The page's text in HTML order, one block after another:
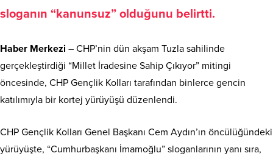
sloganın “kanunsuz” olduğunu belirtti.
Haber Merkezi – CHP’nin dün akşam Tuzla sahilinde
gerçekleştirdiği “Millet İradesine Sahip Çıkıyor” mitingi
öncesinde, CHP Gençlik Kolları tarafından binlerce gencin
katılımıyla bir kortej yürüyüşü düzenlendi.
CHP Gençlik Kolları Genel Başkanı Cem Aydın’ın öncülüğündeki
yürüyüşte, “Cumhurbaşkanı İmamoğlu” sloganlarının yanı sıra,